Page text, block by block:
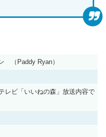
（Paddy Ryan）
ビ「いいねの森」放送内容で